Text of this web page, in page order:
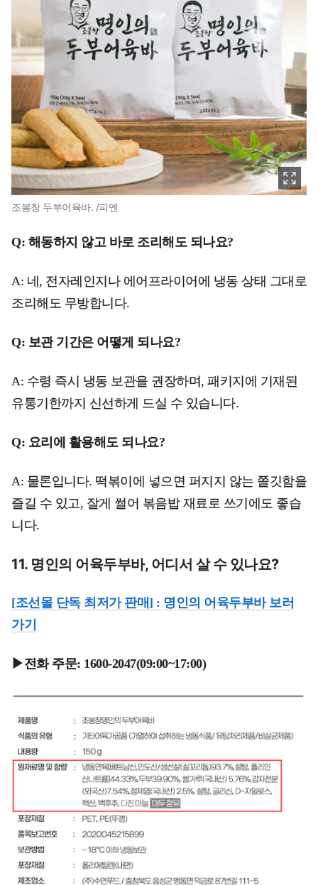
조봉창 두부어육바. /피엔
Q: 해동하지 않고 바로 조리해도 되나요?
A: 네, 전자레인지나 에어프라이어에 냉동 상태 그대로
조리해도 무방합니다.
Q: 보관 기간은 어떻게 되나요?
A: 수령 즉시 냉동 보관을 권장하며, 패키지에 기재된
유통기한까지 신선하게 드실 수 있습니다.
Q: 요리에 활용해도 되나요?
A: 물론입니다. 떡볶이에 넣으면 퍼지지 않는 쫄깃함을
즐길 수 있고, 잘게 썰어 볶음밥 재료로 쓰기에도 좋습
니다.
11. 명인의 어육두부바, 어디서 살 수 있나요?
[조선몰 단독 최저가 판매] : 명인의 어육두부바 보러
가기
▶전화 주문: 1600-2047(09:00~17:00)